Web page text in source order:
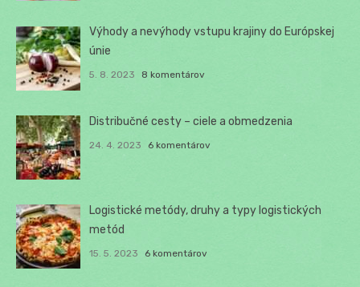
Výhody a nevýhody vstupu krajiny do Európskej
únie
5. 8. 2023 8 komentárov
Distribučné cesty – ciele a obmedzenia
24. 4. 2023 6 komentárov
Logistické metódy, druhy a typy logistických
metód
15. 5. 2023 6 komentárov